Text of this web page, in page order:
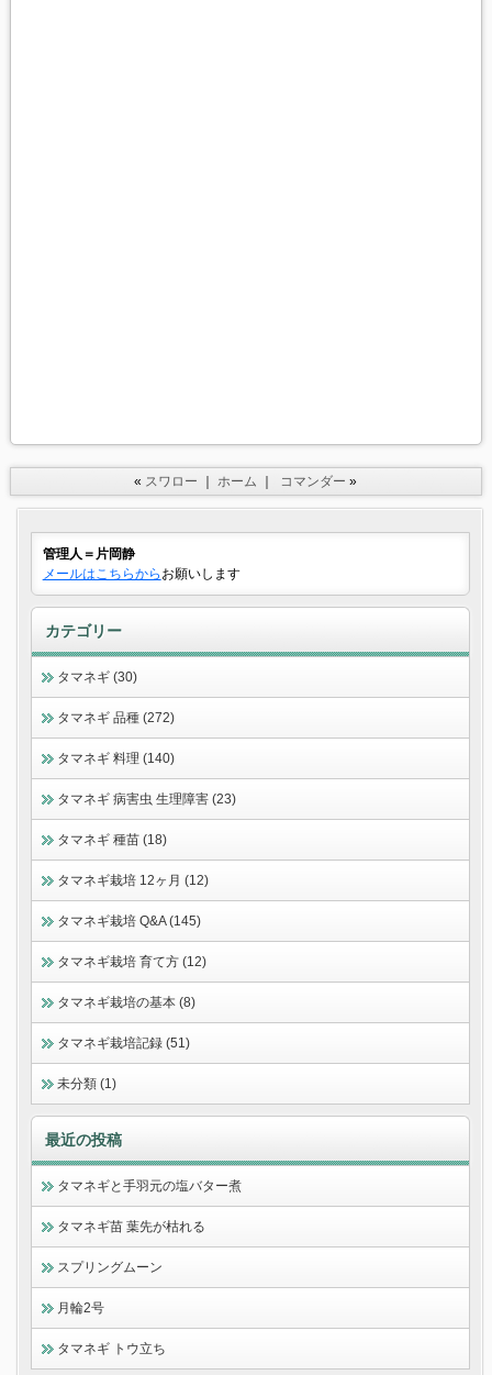
« スワロー ｜ホーム コマンダー »
管理人＝片岡静
メールはこちらから お願いします
カテゴリー
タマネギ (30)
タマネギ 品種 (272)
タマネギ 料理 (140)
タマネギ 病害虫 生理障害 (23)
タマネギ 種苗 (18)
タマネギ栽培 12ヶ月 (12)
タマネギ栽培 Q&A (145)
タマネギ栽培 育て方 (12)
タマネギ栽培の基本 (8)
タマネギ栽培記録 (51)
未分類 (1)
最近の投稿
タマネギと手羽元の塩バター煮
タマネギ苗 葉先が枯れる
スプリングムーン
月輪2号
タマネギ トウ立ち